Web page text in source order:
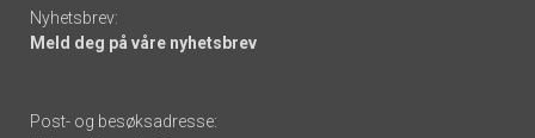
Nyhetsbrev:
Meld deg på våre nyhetsbrev
Post- og besøksadresse: